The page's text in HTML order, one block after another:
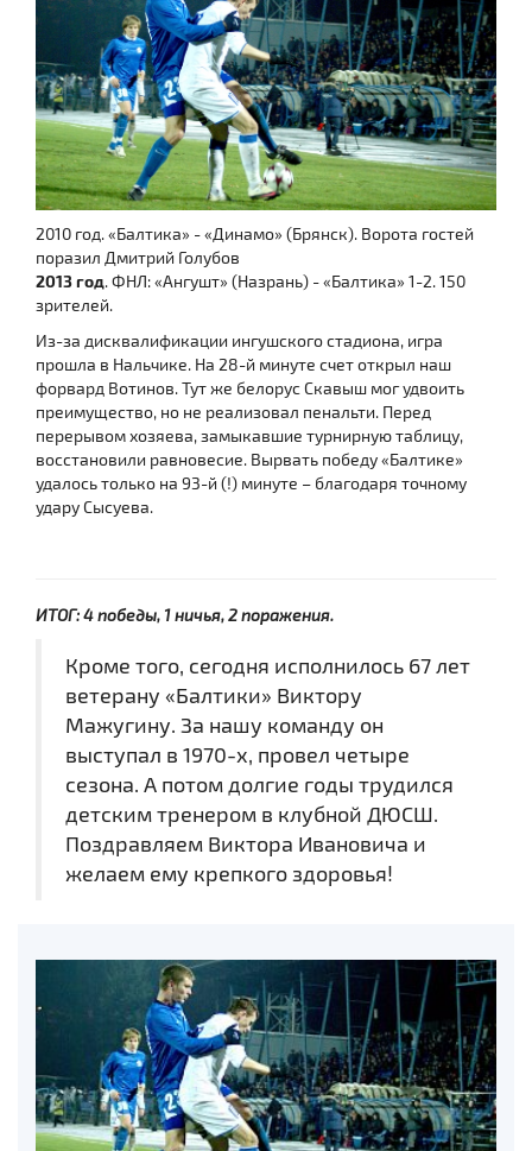
2010 год. «Балтика» - «Динамо» (Брянск). Ворота гостей
поразил Дмитрий Голубов
2013 год. ФНЛ: «Ангушт» (Назрань) - «Балтика» 1-2. 150
зрителей.
Из-за дисквалификации ингушского стадиона, игра
прошла в Нальчике. На 28-й минуте счет открыл наш
форвард Вотинов. Тут же белорус Скавыш мог удвоить
преимущество, но не реализовал пенальти. Перед
перерывом хозяева, замыкавшие турнирную таблицу,
восстановили равновесие. Вырвать победу «Балтике»
удалось только на 93-й (!) минуте – благодаря точному
удару Сысуева.
ИТОГ: 4 победы, 1 ничья, 2 поражения.
Кроме того, сегодня исполнилось 67 лет
ветерану «Балтики» Виктору
Мажугину. За нашу команду он
выступал в 1970-х, провел четыре
сезона. А потом долгие годы трудился
детским тренером в клубной ДЮСШ.
Поздравляем Виктора Ивановича и
желаем ему крепкого здоровья!